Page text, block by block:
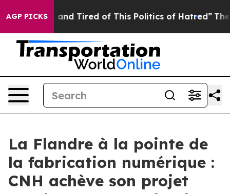
AGP PICKS
and Tired of This Politics of Hatred” The Story
La Flandre à la pointe de
la fabrication numérique :
CNH achève son projet